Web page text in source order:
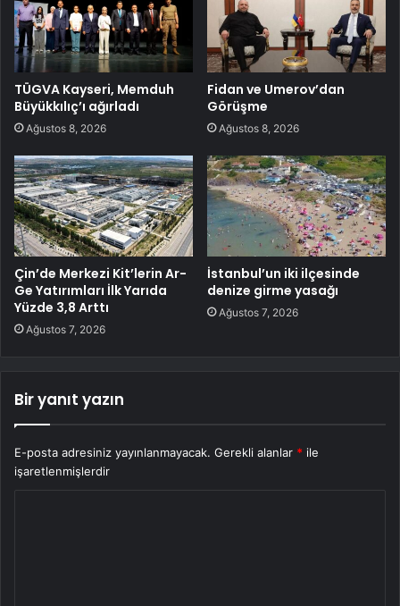
TÜGVA Kayseri, Memduh
Büyükkılıç’ı ağırladı
Ağustos 8, 2026
Fidan ve Umerov’dan
Görüşme
Ağustos 8, 2026
Çin’de Merkezi Kit’lerin Ar-
Ge Yatırımları İlk Yarıda
Yüzde 3,8 Arttı
Ağustos 7, 2026
İstanbul’un iki ilçesinde
denize girme yasağı
Ağustos 7, 2026
Bir yanıt yazın
E-posta adresiniz yayınlanmayacak. Gerekli alanlar * ile
işaretlenmişlerdir